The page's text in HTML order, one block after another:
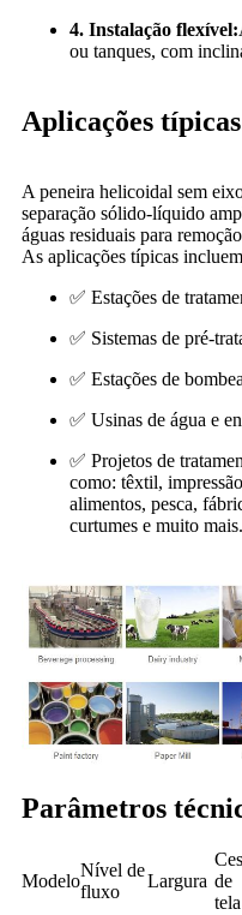
4. Instalação flexível:
ou tanques, com
Aplicações típicas
A peneira helicoidal sem
separação sólido-líquido
águas residuais para
As aplicações típicas
✅ Estações de
✅ Sistemas de pré-
✅ Estações de
✅ Usinas de água e
✅ Projetos de
como: têxtil,
alimentos, pesca,
curtumes e muito mais.
Parâmetros
Modelo
Nível de
fluxo
Largura de
tela